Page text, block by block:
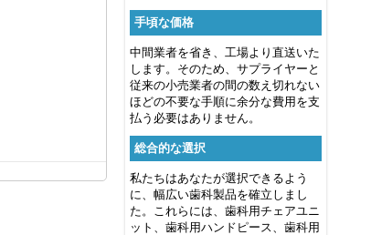
手頃な価格
中間業者を省き、工場より直送いた
します。そのため、サプライヤーと
従来の小売業者の間の数え切れない
ほどの不要な手順に余分な費用を支
払う必要はありません。
総合的な選択
私たちはあなたが選択できるよう
に、幅広い歯科製品を確立しまし
た。これらには、歯科用チェアユニ
ット、歯科用ハンドピース、歯科用